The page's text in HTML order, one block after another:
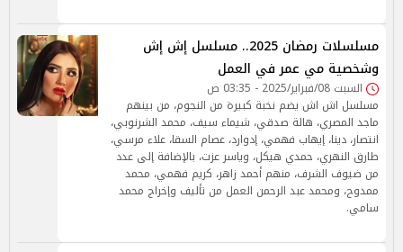
مسلسلات رمضان 2025.. مسلسل إش إش
وشخصية مي عمر في العمل
السبت 08/فبراير/2025 - 03:35 ص
مسلسل اش اش يضم نخبة كبيرة من النجوم، من بينهم
ماجد المصري، هالة صدقي، شيماء سيف، محمد الشرنوبي،
انتصار، دينا، إيهاب فهمي، إدوارد، عصام السقا، علاء مرسي،
طارق النهري، حمدي هيكل، وياسر عزت، بالإضافة إلى عدد
من ضيوف الشرف، منهم أحمد زاهر، كريم فهمي، محمد
ممدوح، ومحمد عبد الرحمن العمل من تأليف وإخراج محمد
سامي.